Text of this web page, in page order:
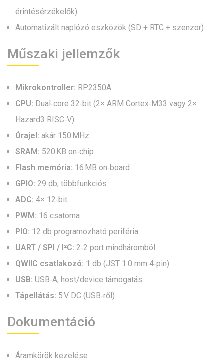
érintésérzékelők)
Automatizált naplózó eszközök (SD + RTC + szenzor)
Műszaki jellemzők
Mikrokontroller: RP2350A
CPU: Dual‑core 32‑bit (2× ARM Cortex‑M33 vagy 2×
Hazard3 RISC‑V)
Órajel: akár 150 MHz
SRAM: 520 KB on‑chip
Flash memória: 16 MB on‑board
GPIO: 29 db, többfunkciós
ADC: 4× 12‑bit
PWM: 16 csatorna
PIO: 12 db programozható periféria
UART / SPI / I²C: 2‑2 port mindháromból
QWIIC csatlakozó: 1 db (JST 1.0 mm 4‑pin)
USB: USB‑A, host/device támogatás
Tápellátás: 5 V DC (USB‑ről)
Dokumentáció
Áramkörök kezelése